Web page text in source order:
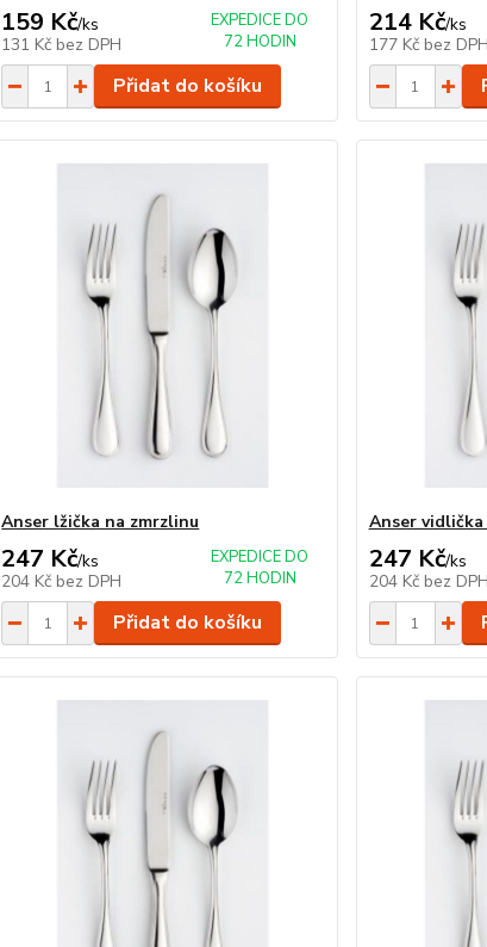
159 Kč/ks
131 Kč bez DPH
EXPEDICE DO
72 HODIN
Přidat do košíku
214 Kč/ks
177 Kč bez DPH
Anser lžička na zmrzlinu
247 Kč/ks
204 Kč bez DPH
EXPEDICE DO
72 HODIN
Přidat do košíku
Anser vidlička
247 Kč/ks
204 Kč bez DPH